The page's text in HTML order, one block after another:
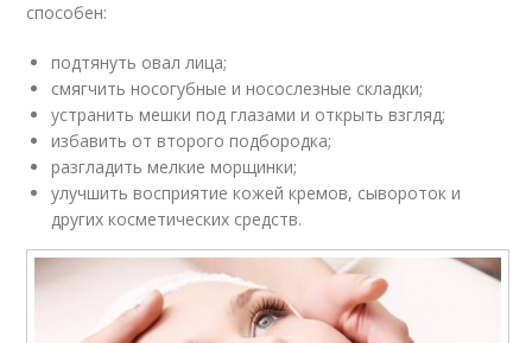
способен:
подтянуть овал лица;
смягчить носогубные и носослезные складки;
устранить мешки под глазами и открыть взгляд;
избавить от второго подбородка;
разгладить мелкие морщинки;
улучшить восприятие кожей кремов, сывороток и
других косметических средств.